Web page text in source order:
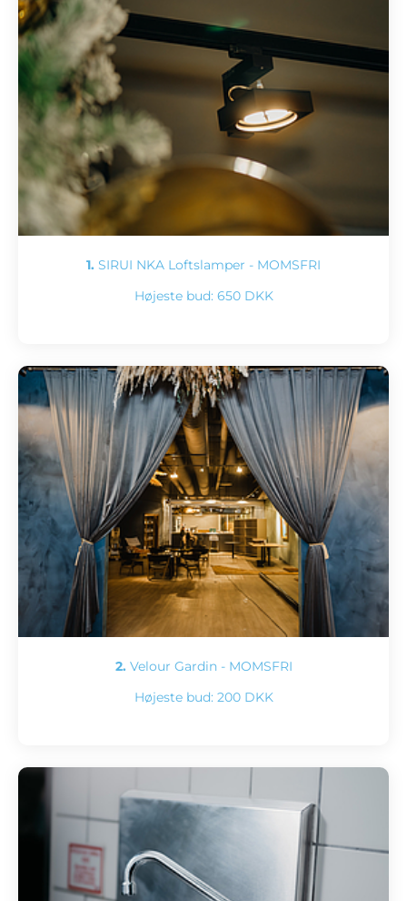
1. SIRUI NKA Loftslamper - MOMSFRI
Højeste bud: 650 DKK
2. Velour Gardin - MOMSFRI
Højeste bud: 200 DKK